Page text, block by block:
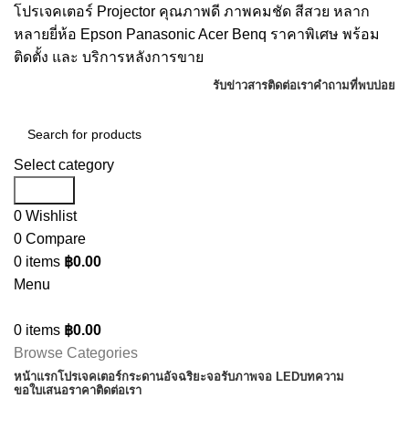
โปรเจคเตอร์ Projector คุณภาพดี ภาพคมชัด สีสวย หลาก
หลายยี่ห้อ Epson Panasonic Acer Benq ราคาพิเศษ พร้อม
ติดตั้ง และ บริการหลังการขาย
รับข่าวสารติดต่อเราคำถามที่พบบ่อย
Select category
0 Wishlist
0 Compare
0 items ฿0.00
Menu
0 items ฿0.00
Browse Categories
หน้าแรกโปรเจคเตอร์กระดานอัจฉริยะจอรับภาพจอ LEDบทความ
ขอใบเสนอราคาติดต่อเรา